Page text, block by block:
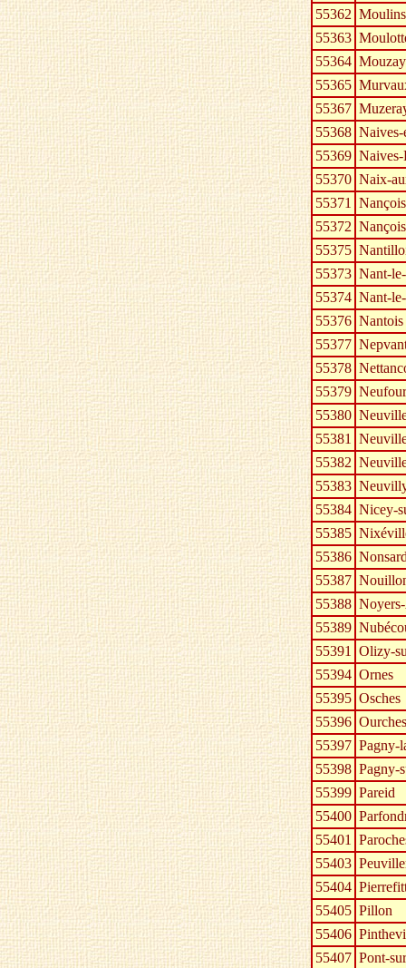
55362
55363
55364 Mouzay
55365
55367
55368
55369 Naives-
55370 Naix-
55371
55372
55375
55373 Nant-
55374 Nant-
55376 Nantois
55377
55378
55379
55380
55381
55382
55383
55384 Nicey-
55385
55386
55387
55388
55389
55391 Olizy-
55394 Ornes
55395 Osches
55396
55397 Pagny-
55398 Pagny-
55399 Pareid
55400
55401
55403
55404
55405 Pillon
55406
55407 Pont-